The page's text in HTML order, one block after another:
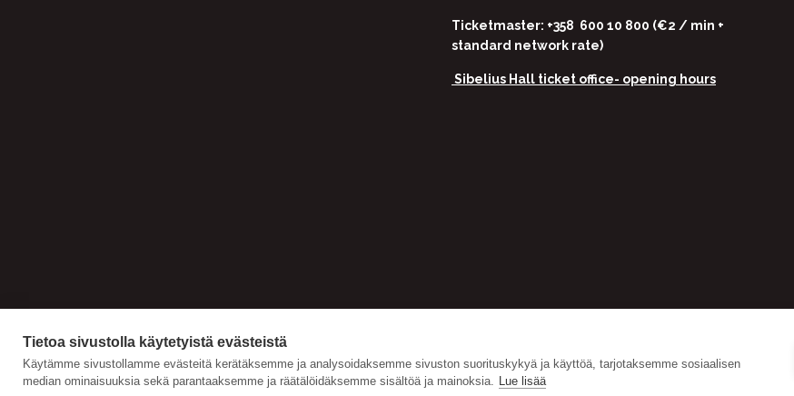
Tietoa sivustolla käytetyistä evästeistä
Käytämme sivustollamme evästeitä kerätäksemme ja analysoidaksemme sivuston suorituskykyä ja käyttöä, tarjotaksemme sosiaalisen
median ominaisuuksia sekä parantaaksemme ja räätälöidäksemme sisältöä ja mainoksia. Lue lisää
Ticketmaster: +358 600 10 800 (€2 / min +
standard network rate)
Sibelius Hall ticket office- opening hours